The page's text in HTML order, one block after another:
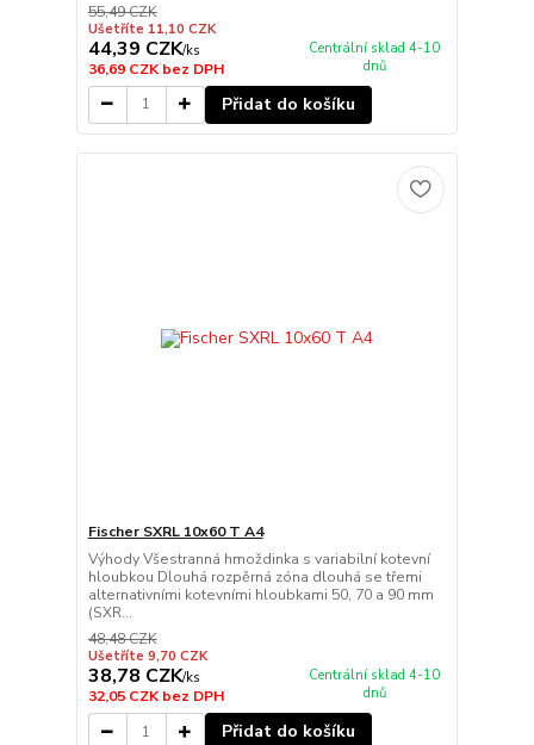
55,49 CZK
Ušetříte 11,10 CZK
44,39 CZK/ks
36,69 CZKbez DPH
Centrální sklad 4-10
dnů
Přidat do košíku
Fischer SXRL 10x60 T A4
Výhody Všestranná hmoždinka s variabilní kotevní
hloubkou Dlouhá rozpěrná zóna dlouhá se třemi
alternativními kotevními hloubkami 50, 70 a 90 mm
(SXR...
48,48 CZK
Ušetříte 9,70 CZK
38,78 CZK/ks
32,05 CZKbez DPH
Centrální sklad 4-10
dnů
Přidat do košíku